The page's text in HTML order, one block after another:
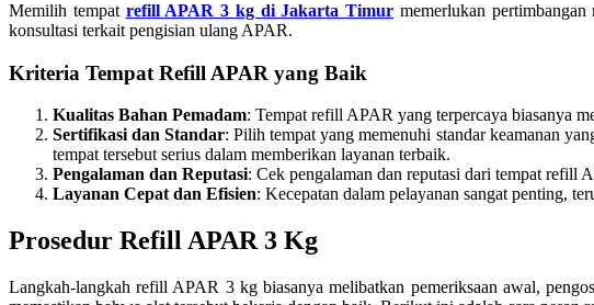
Memilih tempat refill APAR 3 kg di Jakarta Timur memerlukan
konsultasi terkait pengisian ulang APAR.
Kriteria Tempat Refill APAR yang Baik
Kualitas Bahan Pemadam: Tempat refill APAR yang terpercaya biasanya
Sertifikasi dan Standar: Pilih tempat yang memenuhi standar keamanan
tempat tersebut serius dalam memberikan layanan terbaik.
Pengalaman dan Reputasi: Cek pengalaman dan reputasi dari tempat refill
Layanan Cepat dan Efisien: Kecepatan dalam pelayanan sangat penting,
Prosedur Refill APAR 3 Kg
Langkah-langkah refill APAR 3 kg biasanya melibatkan pemeriksaan awal,